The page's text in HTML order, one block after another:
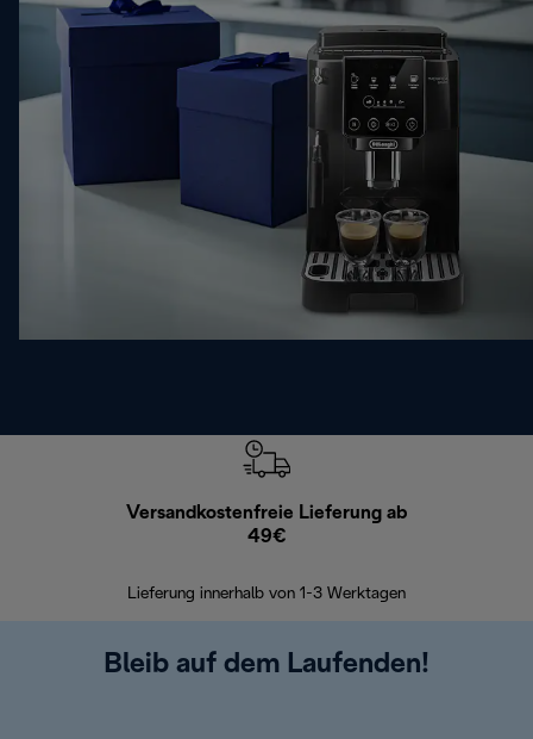
Versandkostenfreie Lieferung ab
49€
Lieferung innerhalb von 1-3 Werktagen
Bleib auf dem Laufenden!